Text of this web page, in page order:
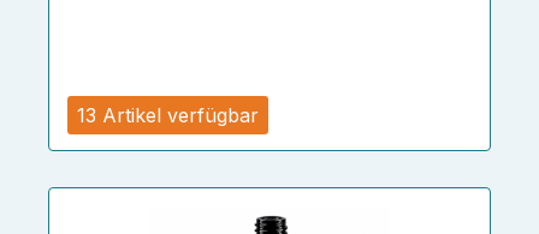
13 Artikel verfügbar